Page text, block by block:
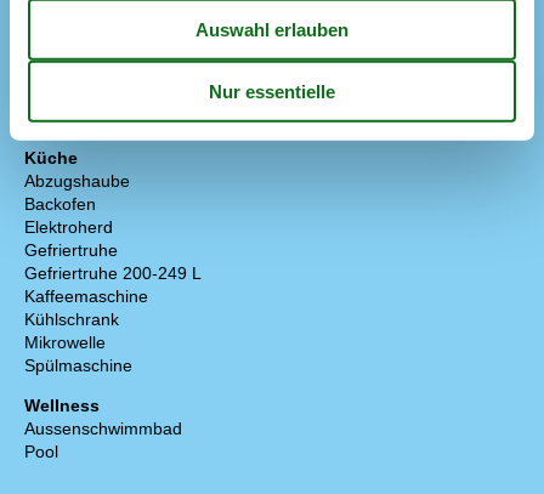
Strand
200 m
Küche
Abzugshaube
Backofen
Elektroherd
Gefriertruhe
Gefriertruhe 200-249 L
Kaffeemaschine
Kühlschrank
Mikrowelle
Spülmaschine
Wellness
Aussenschwimmbad
Pool